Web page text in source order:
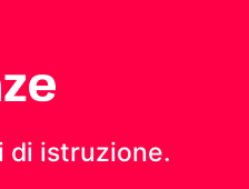
di istruzione.